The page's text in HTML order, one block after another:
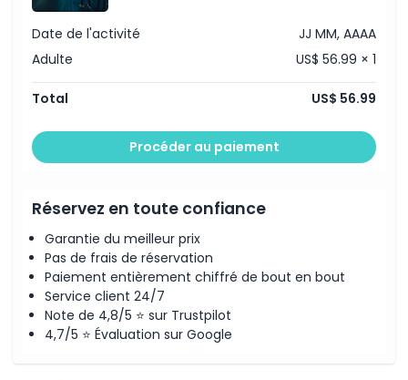
À savoir
Emplacement
Politique d'annulation
Date de l'activité
JJ MM, AAAA
Adulte
US$ 56.99 × 1
Total US$ 56.99
Procéder au paiement
Réservez en toute confiance
Garantie du meilleur prix
Pas de frais de réservation
Paiement entièrement chiffré de bout en bout
Service client 24/7
Note de 4,8/5 ⭐ sur Trustpilot
4,7/5 ⭐ Évaluation sur Google